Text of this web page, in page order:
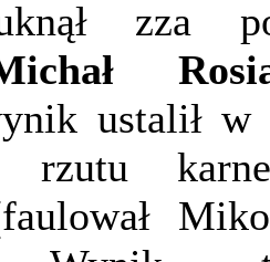
zza
ustalił w